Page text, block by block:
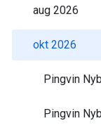
aug 2026
okt 2026
Pingvin
Pingvin